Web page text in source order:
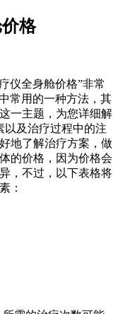
格
仪全身舱价格”非常
常用的一种方法，其
一主题，为您详细解
以及治疗过程中的注
地了解治疗方案，做
的价格，因为价格会
，不过，以下表格将
：